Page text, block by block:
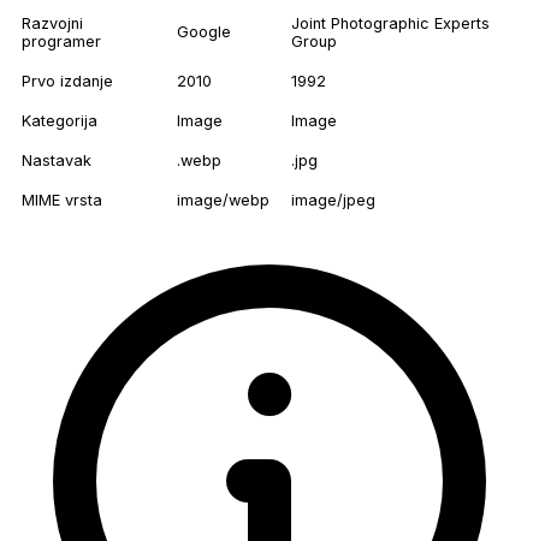
Razvojni
programer
Google
Joint Photographic Experts
Group
Prvo izdanje 2010 1992
Kategorija Image Image
Nastavak .webp .jpg
MIME vrsta image/webp image/jpeg